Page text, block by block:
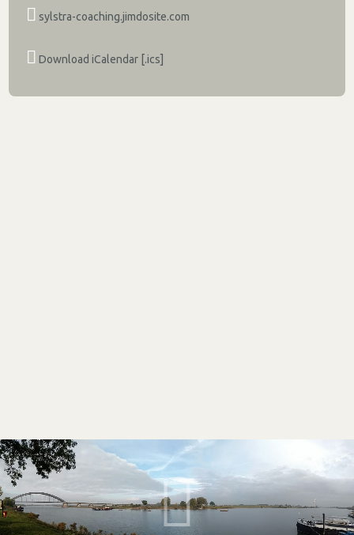
sylstra-coaching.jimdosite.com
Download iCalendar [.ics]